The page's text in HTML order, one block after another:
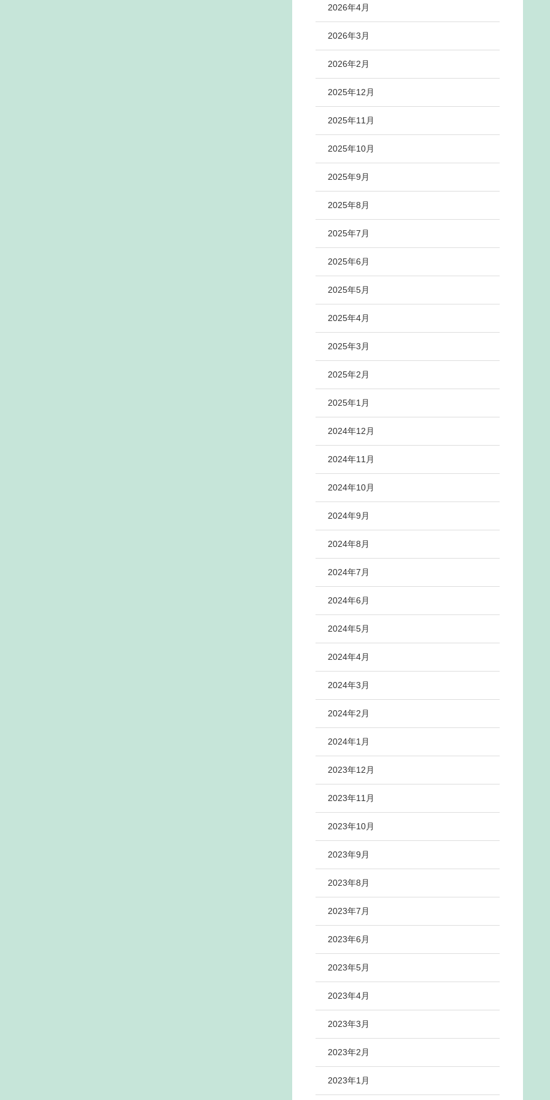
2026年4月
2026年3月
2026年2月
2025年12月
2025年11月
2025年10月
2025年9月
2025年8月
2025年7月
2025年6月
2025年5月
2025年4月
2025年3月
2025年2月
2025年1月
2024年12月
2024年11月
2024年10月
2024年9月
2024年8月
2024年7月
2024年6月
2024年5月
2024年4月
2024年3月
2024年2月
2024年1月
2023年12月
2023年11月
2023年10月
2023年9月
2023年8月
2023年7月
2023年6月
2023年5月
2023年4月
2023年3月
2023年2月
2023年1月